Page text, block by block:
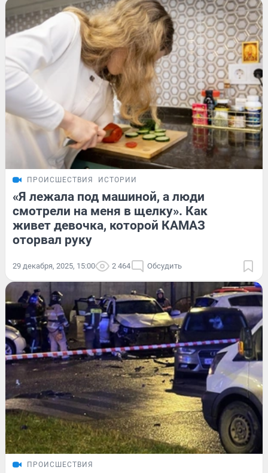
ПРОИСШЕСТВИЯ ИСТОРИИ
«Я лежала под машиной, а люди
смотрели на меня в щелку». Как
живет девочка, которой КАМАЗ
оторвал руку
29 декабря, 2025, 15:00 2 464 Обсудить
ПРОИСШЕСТВИЯ